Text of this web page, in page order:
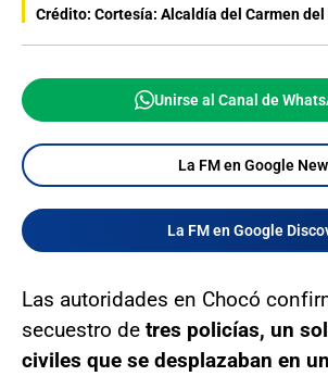
Crédito: Cortesía: Alcaldía del Carmen del
Unirse al Canal de
La FM en Google
La FM en Google
Las autoridades en Chocó
secuestro de tres policías, un
civiles que se desplazaban en